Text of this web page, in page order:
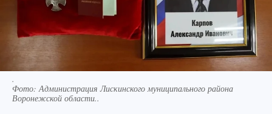
.
Фото:Администрация Лискинского муниципального района
Воронежской области..